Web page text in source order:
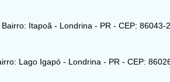
Itapoã - Londrina - PR - CEP: 86043-
Lago Igapó - Londrina - PR - CEP: